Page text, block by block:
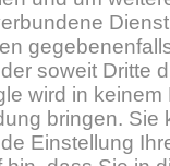
soweit Dritte
wird in
bringen.
Einstellung